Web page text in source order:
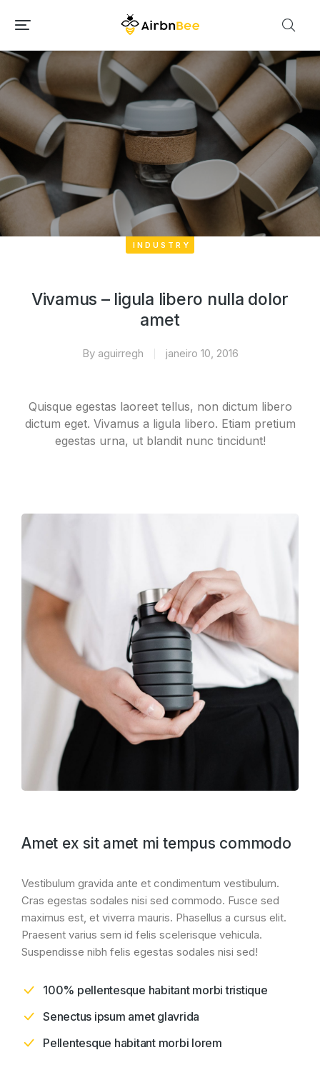
INDUSTRY
Vivamus – ligula libero nulla dolor
amet
Byaguirregh janeiro 10, 2016
Quisque egestas laoreet tellus, non dictum libero
dictum eget. Vivamus a ligula libero. Etiam pretium
egestas urna, ut blandit nunc tincidunt!
Amet ex sit amet mi tempus commodo
Vestibulum gravida ante et condimentum vestibulum.
Cras egestas sodales nisi sed commodo. Fusce sed
maximus est, et viverra mauris. Phasellus a cursus elit.
Praesent varius sem id felis scelerisque vehicula.
Suspendisse nibh felis egestas sodales nisi sed!
100% pellentesque habitant morbi tristique
Senectus ipsum amet glavrida
Pellentesque habitant morbi lorem